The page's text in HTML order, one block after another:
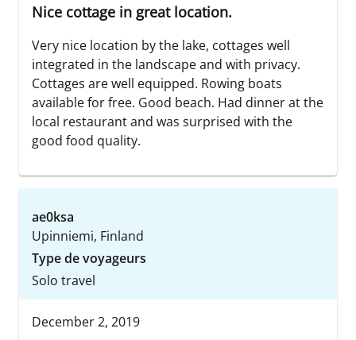
Nice cottage in great location.
Very nice location by the lake, cottages well
integrated in the landscape and with privacy.
Cottages are well equipped. Rowing boats
available for free. Good beach. Had dinner at the
local restaurant and was surprised with the
good food quality.
ae0ksa
Upinniemi, Finland
Type de voyageurs
Solo travel
December 2, 2019